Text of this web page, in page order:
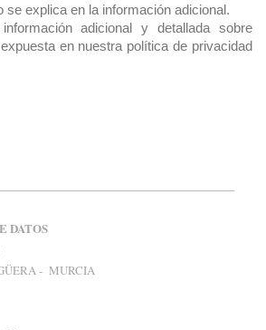
se explica en la información adicional.
adicional y detallada sobre
en nuestra política de privacidad
DATOS
- MURCIA